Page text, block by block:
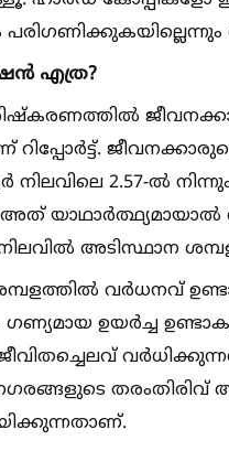
എത്ര?
റിപ്പോർട്ട്.
നിലവിലെ 2.57-ല്‍
യാഥാർത്ഥ്യമായാല്‍
അടിസ്ഥാന
വർധനവ്
ഉയർച്ച
ജീവിതച്ചെലവ്